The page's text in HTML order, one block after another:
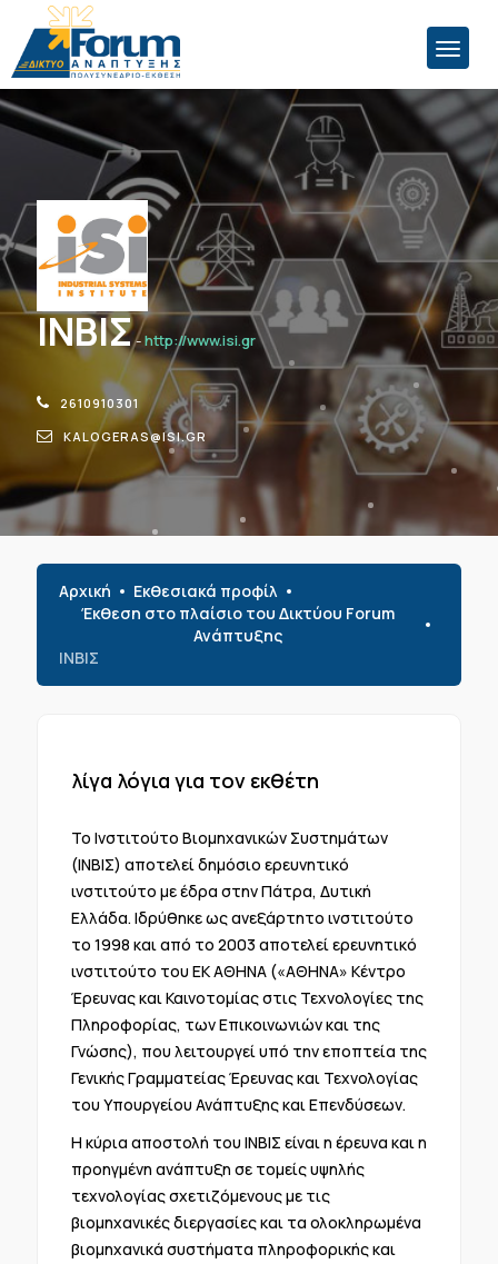
ΙΝΒΙΣ-http://www.isi.gr
2610910301
KALOGERAS@ISI.GR
Αρχική
Εκθεσιακά προφίλ
Έκθεση στο πλαίσιο του Δικτύου Forum
Ανάπτυξης
ΙΝΒΙΣ
λίγα λόγια για τον εκθέτη
Το Ινστιτούτο Βιομηχανικών Συστημάτων
(ΙΝΒΙΣ) αποτελεί δημόσιο ερευνητικό
ινστιτούτο με έδρα στην Πάτρα, Δυτική
Ελλάδα. Ιδρύθηκε ως ανεξάρτητο ινστιτούτο
το 1998 και από το 2003 αποτελεί ερευνητικό
ινστιτούτο του ΕΚ ΑΘΗΝΑ («ΑΘΗΝΑ» Κέντρο
Έρευνας και Καινοτομίας στις Τεχνολογίες της
Πληροφορίας, των Επικοινωνιών και της
Γνώσης), που λειτουργεί υπό την εποπτεία της
Γενικής Γραμματείας Έρευνας και Τεχνολογίας
του Υπουργείου Ανάπτυξης και Επενδύσεων.
Η κύρια αποστολή του ΙΝΒΙΣ είναι η έρευνα και η
προηγμένη ανάπτυξη σε τομείς υψηλής
τεχνολογίας σχετιζόμενους με τις
βιομηχανικές διεργασίες και τα ολοκληρωμένα
βιομηχανικά συστήματα πληροφορικής και